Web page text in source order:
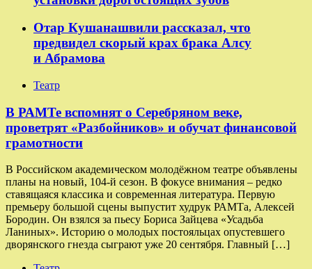
Отар Кушанашвили рассказал, что
предвидел скорый крах брака Алсу
и Абрамова
Театр
​​В РАМТе вспомнят о Серебряном веке,
проветрят «Разбойников» и обучат финансовой
грамотности
В Российском академическом молодёжном театре объявлены
планы на новый, 104-й сезон. В фокусе внимания – редко
ставящаяся классика и современная литература. Первую
премьеру большой сцены выпустит худрук РАМТа, Алексей
Бородин. Он взялся за пьесу Бориса Зайцева «Усадьба
Ланиных». Историю о молодых постояльцах опустевшего
дворянского гнезда сыграют уже 20 сентября. Главный […]